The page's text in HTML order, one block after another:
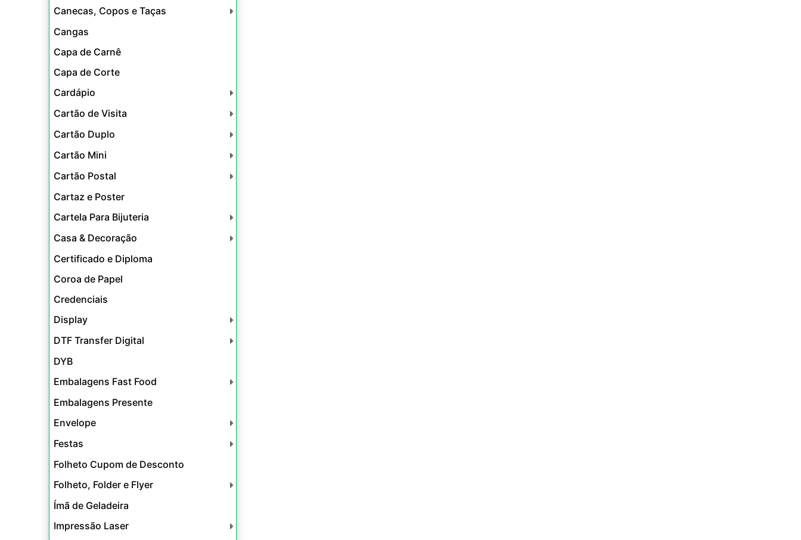
Canecas, Copos e Taças
Cangas
Capa de Carnê
Capa de Corte
Cardápio
Cartão de Visita
Cartão Duplo
Cartão Mini
Cartão Postal
Cartaz e Poster
Cartela Para Bijuteria
Casa & Decoração
Certificado e Diploma
Coroa de Papel
Credenciais
Display
DTF Transfer Digital
DYB
Embalagens Fast Food
Embalagens Presente
Envelope
Festas
Folheto Cupom de Desconto
Folheto, Folder e Flyer
Ímã de Geladeira
Impressão Laser